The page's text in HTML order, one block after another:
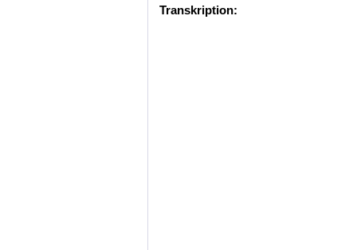
Transkription: